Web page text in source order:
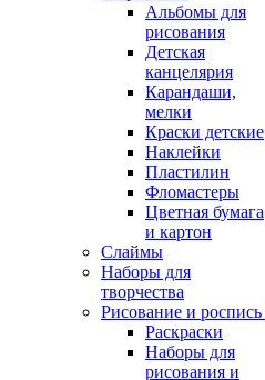
Альбомы для
рисования
Детская
канцелярия
Карандаши,
мелки
Краски детские
Наклейки
Пластилин
Фломастеры
Цветная бумага
и картон
Слаймы
Наборы для
творчества
Рисование и роспись
Раскраски
Наборы для
рисования и